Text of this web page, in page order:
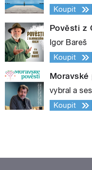
Koupit
Pověsti z
Igor Bareš
Koupit
Moravské
vybral a
Koupit